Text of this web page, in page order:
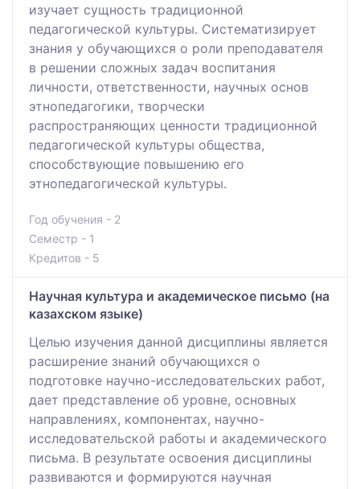
изучает сущность традиционной
педагогической культуры. Систематизирует
знания у обучающихся о роли преподавателя
в решении сложных задач воспитания
личности, ответственности, научных основ
этнопедагогики, творчески
распространяющих ценности традиционной
педагогической культуры общества,
способствующие повышению его
этнопедагогической культуры.
Год обучения - 2
Семестр - 1
Кредитов - 5
Научная культура и академическое письмо (на
казахском языке)
Целью изучения данной дисциплины является
расширение знаний обучающихся о
подготовке научно-исследовательских работ,
дает представление об уровне, основных
направлениях, компонентах, научно-
исследовательской работы и академического
письма. В результате освоения дисциплины
развиваются и формируются научная